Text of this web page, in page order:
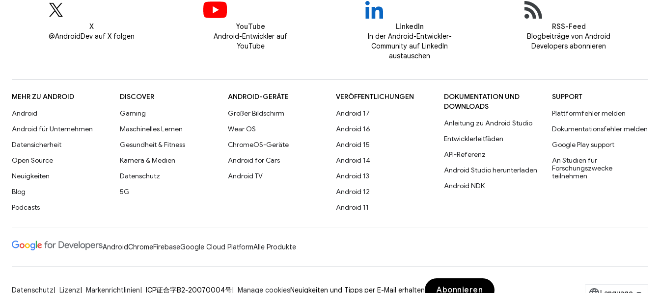
X
@AndroidDev auf X folgen
YouTube
Android-Entwickler auf
YouTube
LinkedIn
In der Android-Entwickler-
Community auf LinkedIn
austauschen
RSS-Feed
Blogbeiträge von Android
Developers abonnieren
MEHR ZU ANDROID
Android
Android für Unternehmen
Datensicherheit
Open Source
Neuigkeiten
Blog
Podcasts
DISCOVER
Gaming
Maschinelles Lernen
Gesundheit & Fitness
Kamera & Medien
Datenschutz
5G
ANDROID-GERÄTE
Großer Bildschirm
Wear OS
ChromeOS-Geräte
Android for Cars
Android TV
VERÖFFENTLICHUNGEN
Android 17
Android 16
Android 15
Android 14
Android 13
Android 12
Android 11
DOKUMENTATION UND
DOWNLOADS
Anleitung zu Android Studio
Entwicklerleitfäden
API-Referenz
Android Studio herunterladen
Android NDK
SUPPORT
Plattformfehler melden
Dokumentationsfehler melden
Google Play support
An Studien für
Forschungszwecke
teilnehmen
AndroidChromeFirebaseGoogle Cloud PlatformAlle Produkte
Datenschutz Lizenz Markenrichtlinien ICP证合字B2-20070004号 Manage cookiesNeuigkeiten und Tipps per E-Mail erhalten Abonnieren